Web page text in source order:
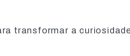
transformar a